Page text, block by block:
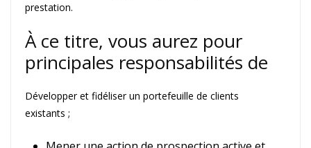
prestation.
À ce titre, vous aurez pour
principales responsabilités de
Développer et fidéliser un portefeuille de clients
existants ;